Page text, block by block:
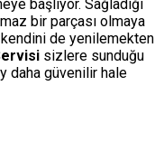
başlıyor. Sağladığı
bir parçası olmaya
de yenilemekten
sizlere sunduğu
daha güvenilir hale